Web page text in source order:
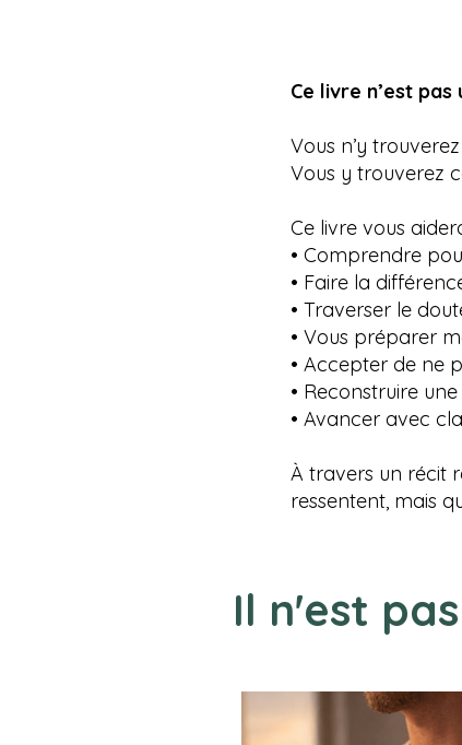
Ce livre n’est
Vous n’y
Vous y trouverez
Ce livre vous
• Comprendre
• Faire la
• Traverser le
• Vous préparer
• Accepter de ne
• Reconstruire
• Avancer avec
À travers un récit
ressentent, mais
Il n'est